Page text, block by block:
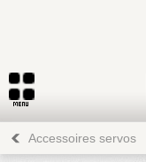
Accessoires servos